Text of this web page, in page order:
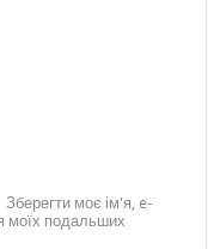
Зберегти моє ім'я, e-
моїх подальших